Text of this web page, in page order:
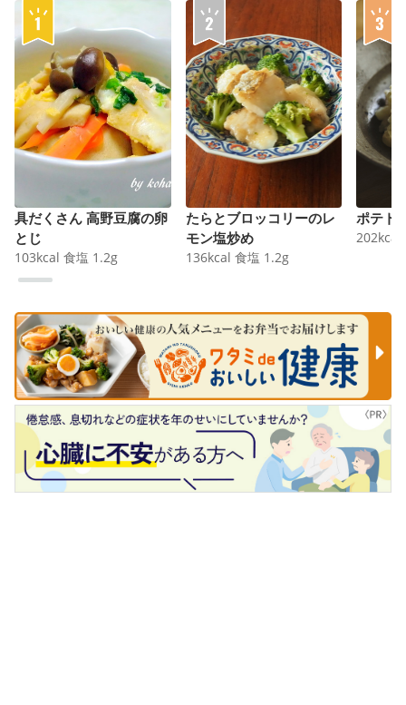
具だくさん 高野豆腐の卵
とじ
103kcal 食塩 1.2g
たらとブロッコリーのレ
モン塩炒め
136kcal 食塩 1.2g
ポテト
202kcal